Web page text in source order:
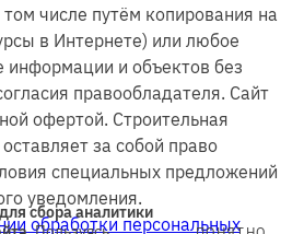
для сбора аналитики
числе путём копирования на
в Интернете) или любое
информации и объектов без
правообладателя. Cайт
офертой. Строительная
за собой право
специальных предложений
уведомления.
обработки персональных